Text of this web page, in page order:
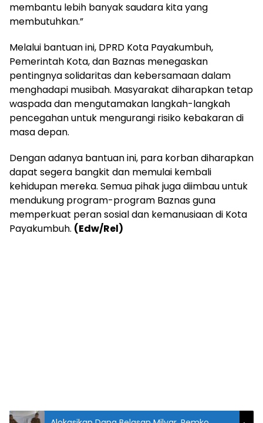
membantu lebih banyak saudara kita yang
membutuhkan.”
Melalui bantuan ini, DPRD Kota Payakumbuh,
Pemerintah Kota, dan Baznas menegaskan
pentingnya solidaritas dan kebersamaan dalam
menghadapi musibah. Masyarakat diharapkan tetap
waspada dan mengutamakan langkah-langkah
pencegahan untuk mengurangi risiko kebakaran di
masa depan.
Dengan adanya bantuan ini, para korban diharapkan
dapat segera bangkit dan memulai kembali
kehidupan mereka. Semua pihak juga diimbau untuk
mendukung program-program Baznas guna
memperkuat peran sosial dan kemanusiaan di Kota
Payakumbuh. (Edw/Rel)